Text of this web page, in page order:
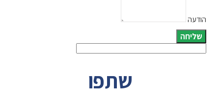
הודעה
שליחה
שתפו